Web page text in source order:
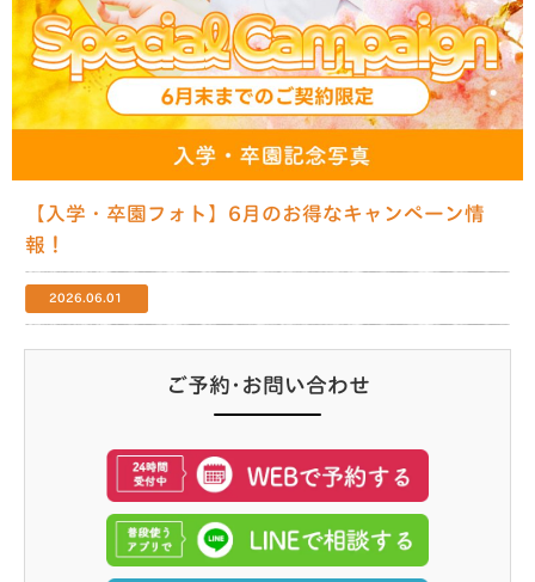
【入学・卒園フォト】6月のお得なキャンペーン情
報！
2026.06.01
ご予約･お問い合わせ